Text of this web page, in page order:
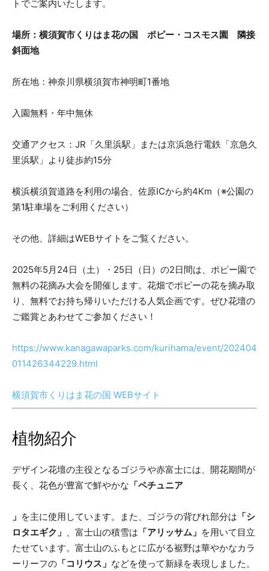
トでご案内いたします。
場所：横須賀市くりはま花の国 ポピー・コスモス園 隣接
斜面地
所在地：神奈川県横須賀市神明町1番地
入園無料・年中無休
交通アクセス：JR「久里浜駅」または京浜急行電鉄「京急久
里浜駅」より徒歩約15分
横浜横須賀道路を利用の場合、佐原ICから約4Km（※公園の
第1駐車場をご利用ください）
その他、詳細はWEBサイトをご覧ください。
2025年5月24日（土）・25日（日）の2日間は、ポピー園で
無料の花摘み大会を開催します。花畑でポピーの花を摘み取
り、無料でお持ち帰りいただける人気企画です。ぜひ花壇の
ご鑑賞とあわせてご参加ください！
https://www.kanagawaparks.com/kurihama/event/202404
011426344229.html
横須賀市くりはま花の国 WEBサイト
植物紹介
デザイン花壇の主役となるゴジラや赤富士には、開花期間が
長く、花色が豊富で鮮やかな 「ペチュニア
」 を主に使用しています。また、ゴジラの背びれ部分は 「シ
ロタエギク」 、富士山の積雪は 「アリッサム」 を用いて目立
たせています。富士山のふもとに広がる裾野は華やかなカラ
ーリーフの 「コリウス」 などを使って新緑を表現しました。